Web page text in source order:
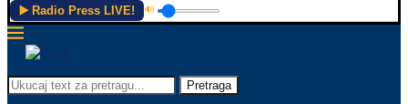
▶️ Radio Press LIVE! 🔊
Pretraga